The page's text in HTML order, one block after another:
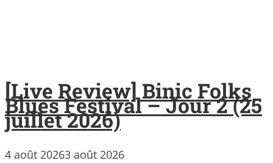
[Live Review] Binic Folks
Blues Festival – Jour 2 (25
juillet 2026)
4 août 20263 août 2026